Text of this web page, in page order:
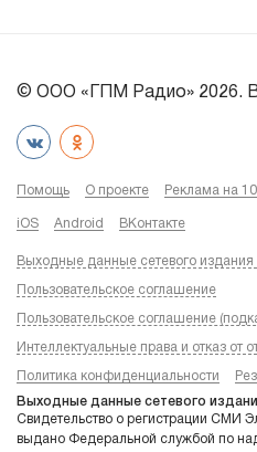
© ООО «ГПМ Радио» 2026.
Помощь О проекте Реклама на
iOS Android ВКонтакте
Выходные данные сетевого издания
Пользовательское соглашение
Пользовательское соглашение
Интеллектуальные права и отказ от
Политика конфиденциальности
Выходные данные сетевого
Свидетельство о регистрации СМИ
выдано Федеральной службой по